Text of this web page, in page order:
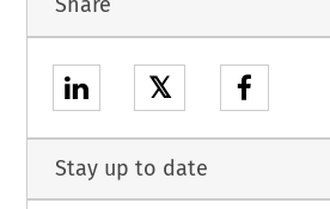
𝕏
Stay up to date